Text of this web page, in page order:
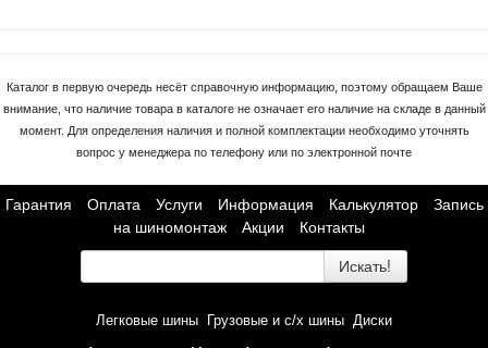
Каталог в первую очередь несёт справочную информацию, поэтому обращаем Ваше
внимание, что наличие товара в каталоге не означает его наличие на складе в данный
момент. Для определения наличия и полной комплектации необходимо уточнять
вопрос у менеджера по телефону или по электронной почте
Гарантия Оплата Услуги Информация Калькулятор
Запись
на шиномонтаж
Акции Контакты
Искать!
Легковые шины Грузовые и с/х шины Диски